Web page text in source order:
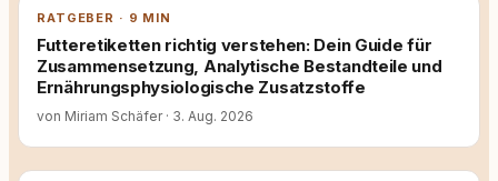
RATGEBER · 9 MIN
Futteretiketten richtig verstehen: Dein Guide für
Zusammensetzung, Analytische Bestandteile und
Ernährungsphysiologische Zusatzstoffe
von Miriam Schäfer · 3. Aug. 2026